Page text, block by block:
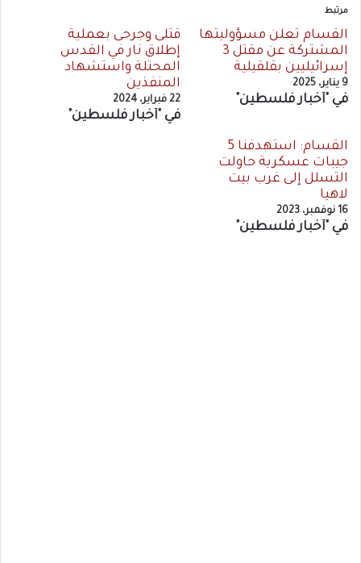
مرتبط
القسام تعلن مسؤوليتها
المشتركة عن مقتل 3
إسرائيليين بقلقيلية
9 يناير، 2025
في "أخبار فلسطين"
قتلى وجرحى بعملية
إطلاق نار في القدس
المحتلة واستشهاد
المنفذين
22 فبراير، 2024
في "أخبار فلسطين"
القسام: استهدفنا 5
جيبات عسكرية حاولت
التسلل إلى غرب بيت
لاهيا
16 نوفمبر، 2023
في "أخبار فلسطين"